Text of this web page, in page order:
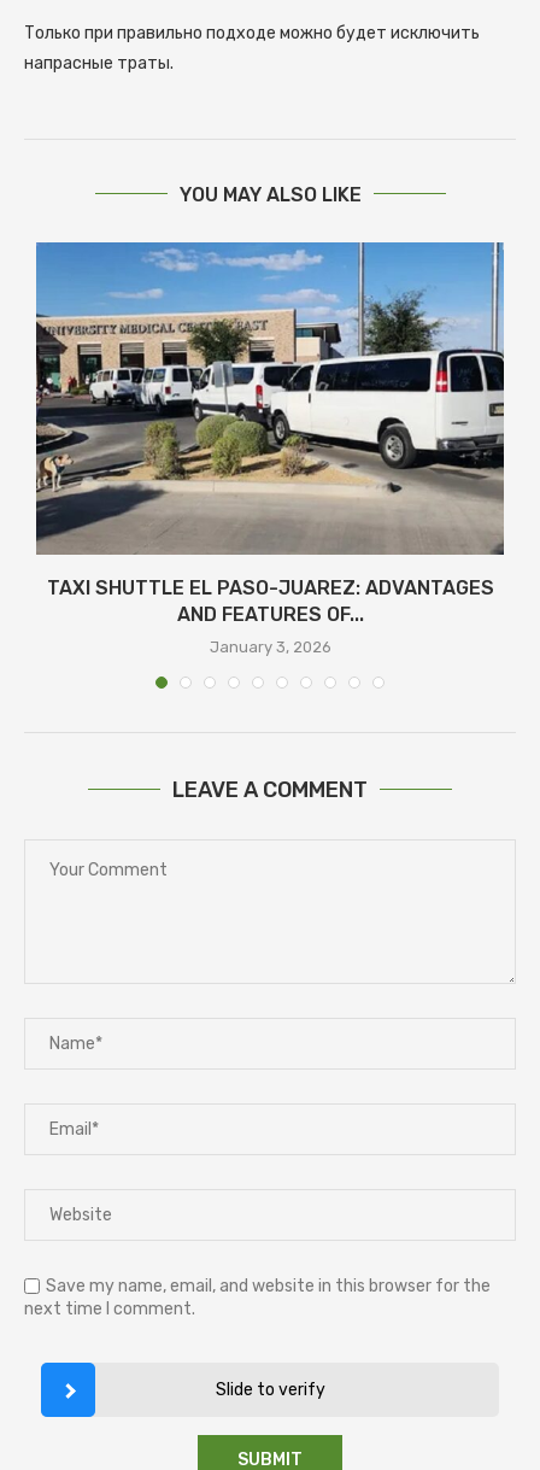
Только при правильно подходе можно будет исключить
напрасные траты.
YOU MAY ALSO LIKE
TAXI SHUTTLE EL PASO-JUAREZ: ADVANTAGES
AND FEATURES OF...
January 3, 2026
LEAVE A COMMENT
Save my name, email, and website in this browser for the
next time I comment.
Slide to verify